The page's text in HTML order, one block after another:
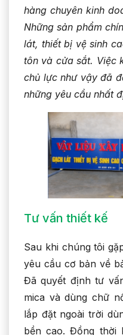
hàng chuyên kinh
Những sản phẩm
lát, thiết bị vệ sinh
tôn và cửa sắt. Việc
chủ lực như vậy đã
những yêu cầu nhất
Tư vấn thiết kế
Sau khi chúng tôi
yêu cầu cơ bản về
Đã quyết định tư
mica và dùng chữ
lắp đặt ngoài trời
bền cao. Đồng thời